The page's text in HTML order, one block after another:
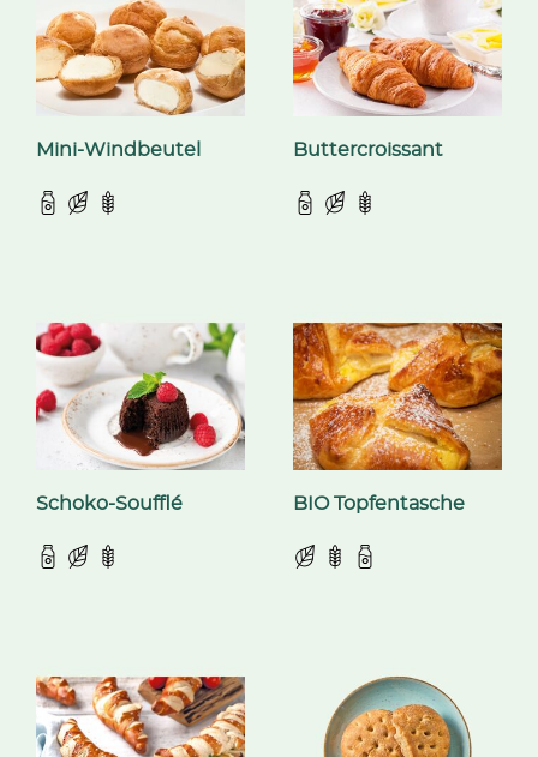
Mini-Windbeutel Buttercroissant
Schoko-Soufflé BIO Topfentasche